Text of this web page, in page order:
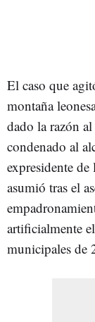
El caso que
montaña
dado la razón
condenado al
expresidente
asumió tras el
artificialmente
municipales de